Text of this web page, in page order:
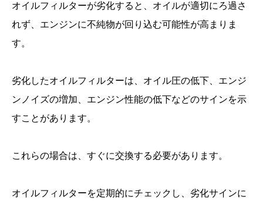
オイルフィルターが劣化すると、オイルが適切にろ過さ
れず、エンジンに不純物が回り込む可能性が高まりま
す。
劣化したオイルフィルターは、オイル圧の低下、エンジ
ンノイズの増加、エンジン性能の低下などのサインを示
すことがあります。
これらの場合は、すぐに交換する必要があります。
オイルフィルターを定期的にチェックし、劣化サインに